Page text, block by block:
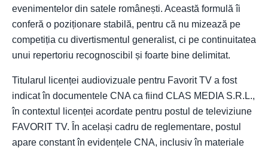
evenimentelor din satele românești. Această formulă îi
conferă o poziționare stabilă, pentru că nu mizează pe
competiția cu divertismentul generalist, ci pe continuitatea
unui repertoriu recognoscibil și foarte bine delimitat.
Titularul licenței audiovizuale pentru Favorit TV a fost
indicat în documentele CNA ca fiind CLAS MEDIA S.R.L.,
în contextul licenței acordate pentru postul de televiziune
FAVORIT TV. În același cadru de reglementare, postul
apare constant în evidențele CNA, inclusiv în materiale